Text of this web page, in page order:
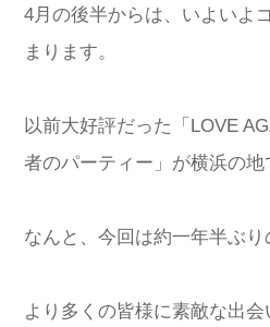
4月の後半からは、いよいよ
まります。
以前大好評だった「LOVE
者のパーティー」が横浜の地
なんと、今回は約一年半ぶり
より多くの皆様に素敵な出